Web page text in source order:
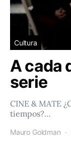
Cultura
A cada
serie
CINE & MATE
tiempos?…
Mauro Goldman